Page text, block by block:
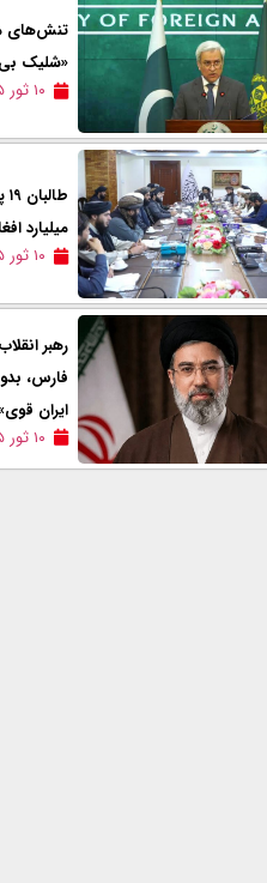
تنش‌های
«شلیک
۱۰ ثور ۱۴۰۵
میلیارد
۱۰ ثور ۱۴۰۵
رهبر
فارس،
ایران
۱۰ ثور ۱۴۰۵